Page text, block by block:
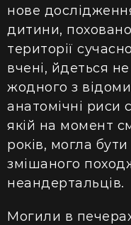
нове
дитини,
території
вчені, йдеться
жодного з
анатомічні риси
якій на момент
років, могла
змішаного
неандертальців.
Могили в